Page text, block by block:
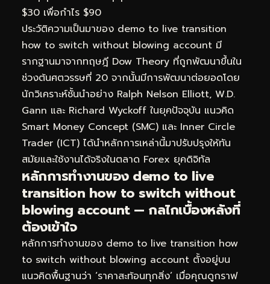
$30 เพื่อกำไร $90
ประวัติความเป็นมาของ demo to live transition
how to switch without blowing account มี
รากฐานมาจากทฤษฎี Dow Theory ที่ถูกพัฒนาขึ้นใน
ช่วงต้นศตวรรษที่ 20 จากนั้นมีการพัฒนาต่อยอดโดย
นักวิเคราะห์ชั้นนำอย่าง Ralph Nelson Elliott, W.D.
Gann และ Richard Wyckoff ในยุคปัจจุบัน แนวคิด
Smart Money Concept (SMC) และ Inner Circle
Trader (ICT) ได้นำหลักการเหล่านี้มาปรับปรุงให้ทัน
สมัยและใช้งานได้จริงในตลาด Forex ยุคดิจิทัล
หลักการทำงานของ demo to live
transition how to switch without
blowing account — กลไกเบื้องหลังที่
ต้องเข้าใจ
หลักการทำงานของ demo to live transition how
to switch without blowing account ตั้งอยู่บน
แนวคิดพื้นฐานว่า ‘ราคาสะท้อนทุกสิ่ง’ เมื่อคุณดูกราฟ